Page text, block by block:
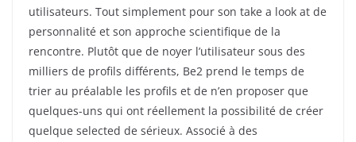
utilisateurs. Tout simplement pour son take a look at de
personnalité et son approche scientifique de la
rencontre. Plutôt que de noyer l’utilisateur sous des
milliers de profils différents, Be2 prend le temps de
trier au préalable les profils et de n’en proposer que
quelques-uns qui ont réellement la possibilité de créer
quelque selected de sérieux. Associé à des